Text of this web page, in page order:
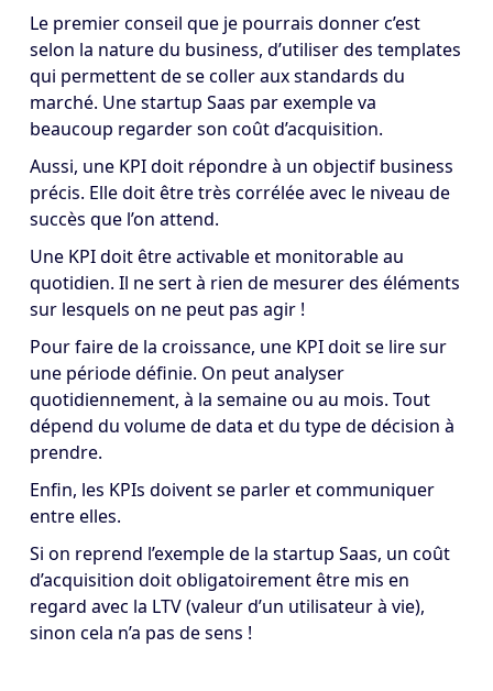
Le premier conseil que je pourrais donner c’est
selon la nature du business, d’utiliser des templates
qui permettent de se coller aux standards du
marché. Une startup Saas par exemple va
beaucoup regarder son coût d’acquisition.
Aussi, une KPI doit répondre à un objectif business
précis. Elle doit être très corrélée avec le niveau de
succès que l’on attend.
Une KPI doit être activable et monitorable au
quotidien. Il ne sert à rien de mesurer des éléments
sur lesquels on ne peut pas agir !
Pour faire de la croissance, une KPI doit se lire sur
une période définie. On peut analyser
quotidiennement, à la semaine ou au mois. Tout
dépend du volume de data et du type de décision à
prendre.
Enfin, les KPIs doivent se parler et communiquer
entre elles.
Si on reprend l’exemple de la startup Saas, un coût
d’acquisition doit obligatoirement être mis en
regard avec la LTV (valeur d’un utilisateur à vie),
sinon cela n’a pas de sens !